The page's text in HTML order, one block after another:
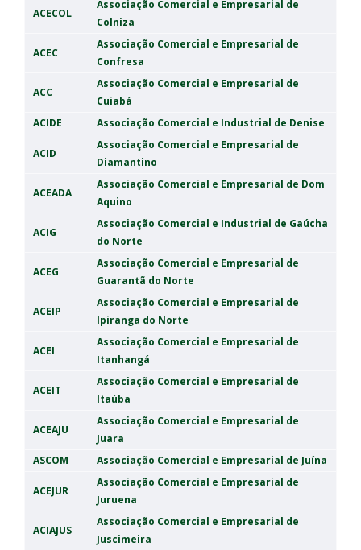
ACECOL
Associação Comercial e Empresarial de
Colniza
ACEC
Associação Comercial e Empresarial de
Confresa
ACC
Associação Comercial e Empresarial de
Cuiabá
ACIDE
Associação Comercial e Industrial de Denise
ACID
Associação Comercial e Empresarial de
Diamantino
ACEADA
Associação Comercial e Empresarial de Dom
Aquino
ACIG
Associação Comercial e Industrial de Gaúcha
do Norte
ACEG
Associação Comercial e Empresarial de
Guarantã do Norte
ACEIP
Associação Comercial e Empresarial de
Ipiranga do Norte
ACEI
Associação Comercial e Empresarial de
Itanhangá
ACEIT
Associação Comercial e Empresarial de
Itaúba
ACEAJU
Associação Comercial e Empresarial de
Juara
ASCOM
Associação Comercial e Empresarial de Juína
ACEJUR
Associação Comercial e Empresarial de
Juruena
ACIAJUS
Associação Comercial e Empresarial de
Juscimeira